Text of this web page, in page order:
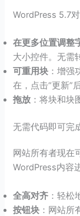
WordPress 5.7
在更多位置调整
大小控件。无需
可重用块 ：增强
在，点击“更新”
拖放 ：将块和块
无需代码即可完
网站所有者现在
WordPress内容
全高对齐 ：轻松
按钮块 ：网站